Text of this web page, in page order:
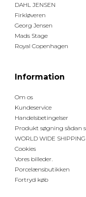
DAHL JENSEN
Firkløveren
Georg Jensen
Mads Stage
Royal Copenhagen
Information
Om os
Kundeservice
Handelsbetingelser
Produkt søgning sådan
WORLD WIDE SHIPPING
Cookies
Vores billeder.
Porcelænsbutikken
Fortryd køb